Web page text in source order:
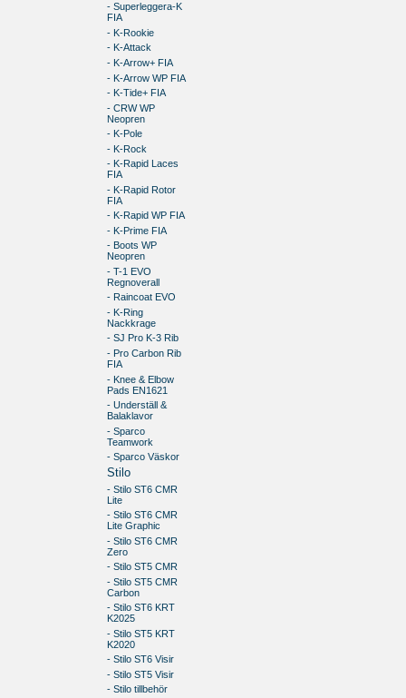
- Superleggera-K
FIA
- K-Rookie
- K-Attack
- K-Arrow+ FIA
- K-Arrow WP FIA
- K-Tide+ FIA
- CRW WP
Neopren
- K-Pole
- K-Rock
- K-Rapid Laces
FIA
- K-Rapid Rotor
FIA
- K-Rapid WP FIA
- K-Prime FIA
- Boots WP
Neopren
- T-1 EVO
Regnoverall
- Raincoat EVO
- K-Ring
Nackkrage
- SJ Pro K-3 Rib
- Pro Carbon Rib
FIA
- Knee & Elbow
Pads EN1621
- Underställ &
Balaklavor
- Sparco
Teamwork
- Sparco Väskor
Stilo
- Stilo ST6 CMR
Lite
- Stilo ST6 CMR
Lite Graphic
- Stilo ST6 CMR
Zero
- Stilo ST5 CMR
- Stilo ST5 CMR
Carbon
- Stilo ST6 KRT
K2025
- Stilo ST5 KRT
K2020
- Stilo ST6 Visir
- Stilo ST5 Visir
- Stilo tillbehör